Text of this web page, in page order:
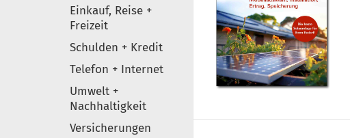
Einkauf, Reise +
Freizeit
Schulden + Kredit
Telefon + Internet
Umwelt +
Nachhaltigkeit
Versicherungen